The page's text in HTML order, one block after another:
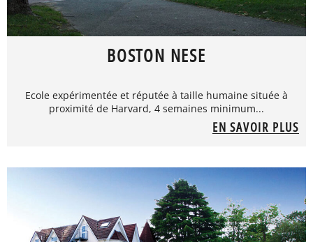
BOSTON NESE
Ecole expérimentée et réputée à taille humaine située à
proximité de Harvard, 4 semaines minimum...
EN SAVOIR PLUS